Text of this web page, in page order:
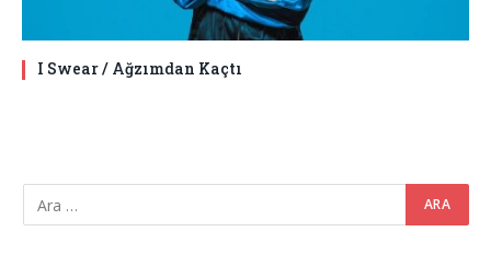
I Swear / Ağzımdan Kaçtı